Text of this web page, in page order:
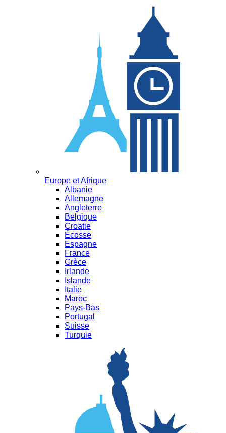
Europe et Afrique
Albanie
Allemagne
Angleterre
Belgique
Croatie
Écosse
Espagne
France
Grèce
Irlande
Islande
Italie
Maroc
Pays-Bas
Portugal
Suisse
Turquie